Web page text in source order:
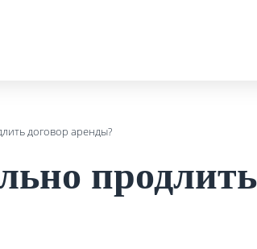
договор аренды?